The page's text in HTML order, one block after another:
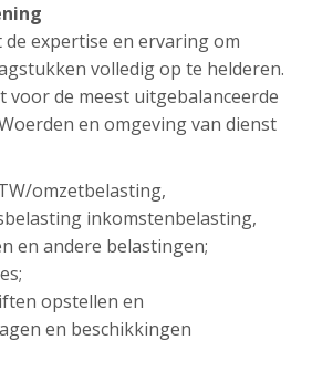
de expertise en ervaring om
volledig op te helderen.
voor de meest uitgebalanceerde
en omgeving van dienst
omzetbelasting,
inkomstenbelasting,
en andere belastingen;
opstellen en
en beschikkingen